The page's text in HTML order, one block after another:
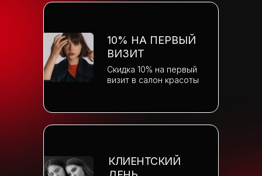
10% НА ПЕРВЫЙ
ВИЗИТ
Скидка 10% на первый
визит в салон красоты
КЛИЕНТСКИЙ